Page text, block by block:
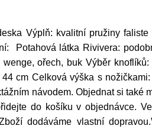
Výplň: kvalitní pružiny
Potahová látka Rivivera:
ořech, buk Výběr
cm Celková výška s
návodem. Objednat si také
do košíku v objednávce.
dodáváme vlastní